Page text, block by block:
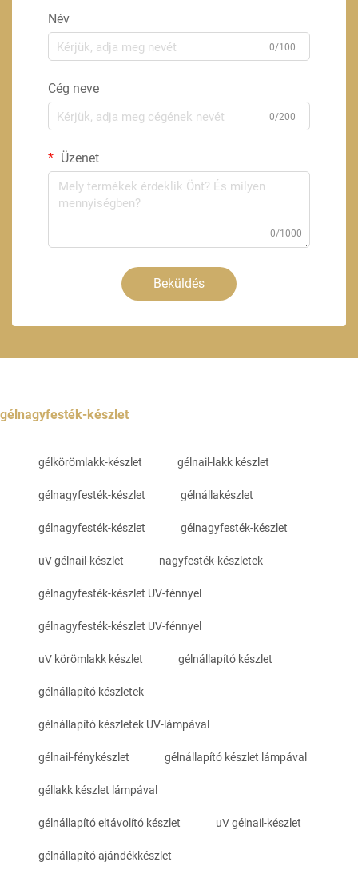
Név
0/100
Cég neve
0/200
Üzenet
0/1000
Beküldés
gélnagyfesték-készlet
gélkörömlakk-készlet gélnail-lakk készlet
gélnagyfesték-készlet gélnállakészlet
gélnagyfesték-készlet gélnagyfesték-készlet
uV gélnail-készlet nagyfesték-készletek
gélnagyfesték-készlet UV-fénnyel
gélnagyfesték-készlet UV-fénnyel
uV körömlakk készlet gélnállapító készlet
gélnállapító készletek
gélnállapító készletek UV-lámpával
gélnail-fénykészlet gélnállapító készlet lámpával
géllakk készlet lámpával
gélnállapító eltávolító készlet uV gélnail-készlet
gélnállapító ajándékkészlet